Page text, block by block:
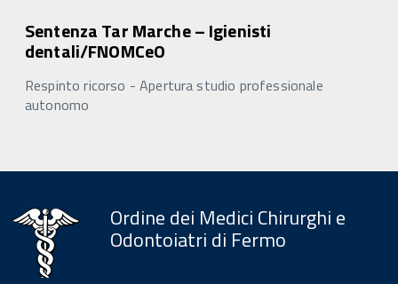
Sentenza Tar Marche – Igienisti
dentali/FNOMCeO
Respinto ricorso - Apertura studio professionale
autonomo
Ordine dei Medici Chirurghi e
Odontoiatri di Fermo